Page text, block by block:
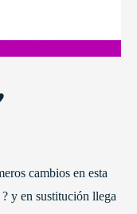
cambios en esta
y en sustitución llega